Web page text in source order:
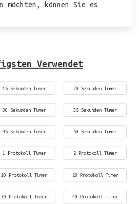
möchten, können Sie es
Verwendet
15 Sekunden Timer 20 Sekunden Timer
30 Sekunden Timer 35 Sekunden Timer
45 Sekunden Timer 50 Sekunden Timer
1 Protokoll Timer 2 Protokoll Timer
10 Protokoll Timer 20 Protokoll Timer
30 Protokoll Timer 40 Protokoll Timer